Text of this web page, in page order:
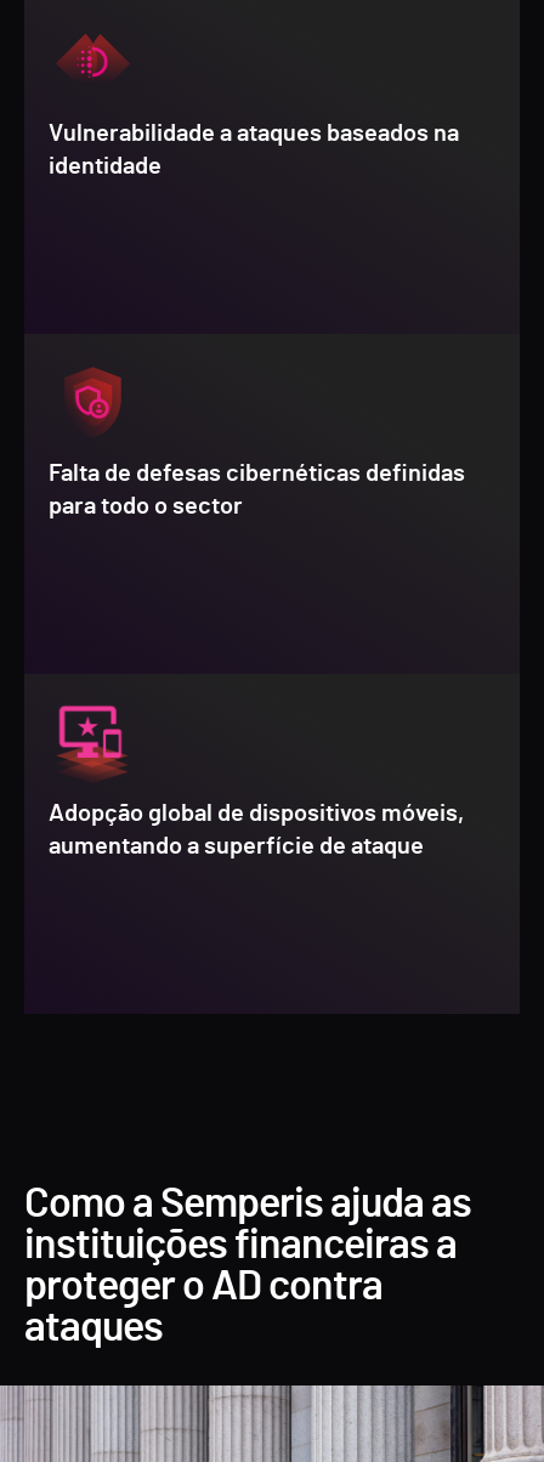
Vulnerabilidade a ataques baseados na
identidade
Falta de defesas cibernéticas definidas
para todo o sector
Adopção global de dispositivos móveis,
aumentando a superfície de ataque
Como a Semperis ajuda as
instituições financeiras a
proteger o AD contra
ataques